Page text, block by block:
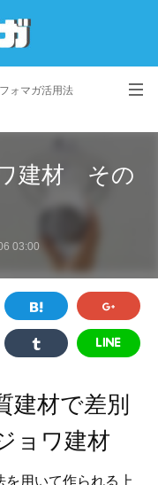
ォマガ活用法
会社概要
建材 その
03:00
建材で差別
ョワ建材
用いて作られる上